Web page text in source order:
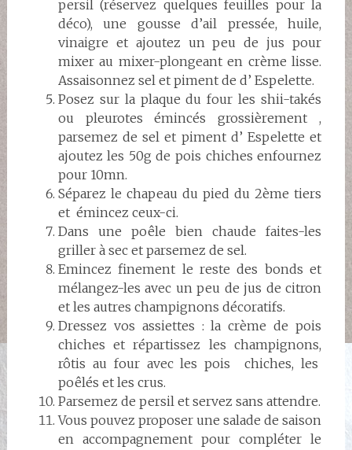
persil (réservez quelques feuilles pour la
déco), une gousse d’ail pressée, huile,
vinaigre et ajoutez un peu de jus pour
mixer au mixer-plongeant en crème lisse.
Assaisonnez sel et piment de d’ Espelette.
Posez sur la plaque du four les shii-takés
ou pleurotes émincés grossièrement ,
parsemez de sel et piment d’ Espelette et
ajoutez les 50g de pois chiches enfournez
pour 10mn.
Séparez le chapeau du pied du 2ème tiers
et émincez ceux-ci.
Dans une poêle bien chaude faites-les
griller à sec et parsemez de sel.
Emincez finement le reste des bonds et
mélangez-les avec un peu de jus de citron
et les autres champignons décoratifs.
Dressez vos assiettes : la crème de pois
chiches et répartissez les champignons,
rôtis au four avec les pois chiches, les
poêlés et les crus.
Parsemez de persil et servez sans attendre.
Vous pouvez proposer une salade de saison
en accompagnement pour compléter le